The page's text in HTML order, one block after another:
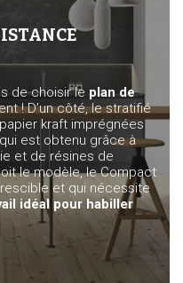
de choisir le plan de
! D’un côté, le stratifié
kraft imprégnées
est obtenu grâce à
et de résines de
le modèle, le Compact
et qui nécessite
idéal pour habiller